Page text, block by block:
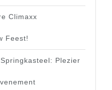
Climaxx
Feest!
Plezier